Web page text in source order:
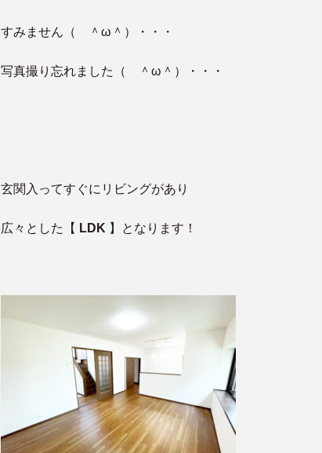
すみません（ ＾ω＾）・・・
写真撮り忘れました（ ＾ω＾）・・・
玄関入ってすぐにリビングがあり
広々とした 【 LDK 】となります！